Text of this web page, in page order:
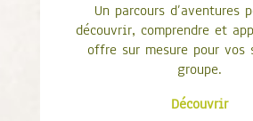
Un parcours d’aventures
découvrir, comprendre et
offre sur mesure pour vos
groupe.
Découvrir